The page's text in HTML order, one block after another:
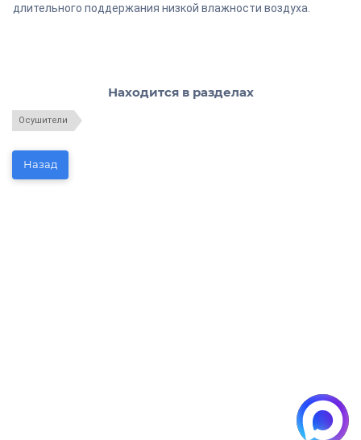
длительного поддержания низкой влажности воздуха.
Находится в разделах
Осушители
Назад